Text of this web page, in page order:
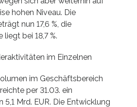
hohen Niveau. Die
nun 17,6 %, die
bei 18,7 %.
im Einzelnen
im Geschäftsbereich
per 31.03. ein
Mrd. EUR. Die Entwicklung